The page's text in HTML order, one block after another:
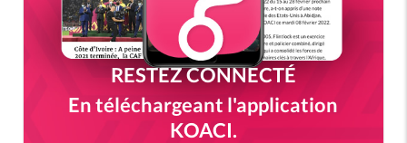
RESTEZ CONNECTÉ
En téléchargeant l'application
KOACI.